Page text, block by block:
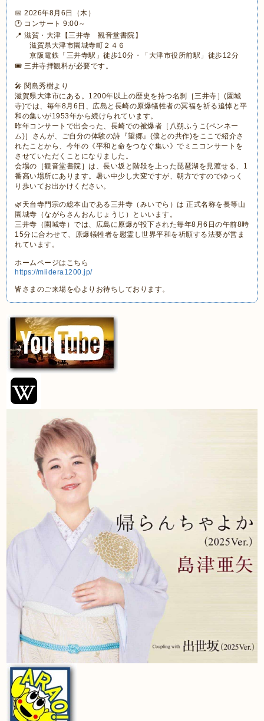
📅 2026年8月6日（木）
🕐 コンサート 9:00～
📍 滋賀・大津【三井寺 観音堂書院】
滋賀県大津市園城寺町２４６
京阪電鉄「三井寺駅」徒歩10分・「大津市役所前駅」徒歩12分
🎟 三井寺拝観料が必要です。
🎤 関島秀樹より
滋賀県大津市にある。1200年以上の歴史を持つ名刹［三井寺］(園城
寺)では、毎年8月6日、広島と長崎の原爆犠牲者の冥福を祈る追悼と平
和の集いが1953年から続けられています。
昨年コンサートで出会った、長崎での被爆者［八朔ふうこ(ペンネー
ム)］さんが、ご自分の体験の詩『望郷』(僕との共作)をここで紹介さ
れたことから、今年の《平和と命をつなぐ集い》でミニコンサートを
させていただくことになりました。
会場の［観音堂書院］は、長い坂と階段を上った琵琶湖を見渡せる、1
番高い場所にあります。暑い中少し大変ですが、朝方ですのでゆっく
り歩いてお出かけください。
🌿天台寺門宗の総本山である三井寺（みいでら）は 正式名称を長等山
園城寺（ながらさんおんじょうじ）といいます。
三井寺（園城寺）では、広島に原爆が投下された毎年8月6日の午前8時
15分に合わせて、原爆犠牲者を慰霊し世界平和を祈願する法要が営ま
れています。
ホームページはこちら
https://miidera1200.jp/
皆さまのご来場を心よりお待ちしております。